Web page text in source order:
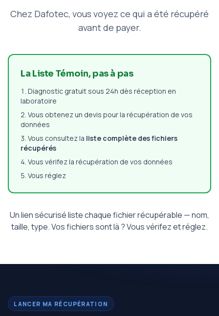
Chez Dafotec, vous voyez ce qui a été récupéré
avant de payer.
La Liste Témoin, pas à pas
Diagnostic gratuit sous 24h dès réception en
laboratoire
Vous obtenez un devis pour la récupération de vos
données
Vous consultez la liste complète des fichiers
récupérés
Vous vérifez la récupération de vos données
Vous réglez
Un lien sécurisé liste chaque fichier récupérable — nom,
taille, type. Vos fichiers sont là ? Vous vérifez et réglez.
LANCER MA RÉCUPÉRATION